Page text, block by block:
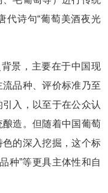
代诗句“葡萄美酒夜光
景，主要在于中国现
品种、评价标准乃至
入，以至于在公众认
造。但随着中国葡萄
的深入挖掘，这个标
种”等更具主体性和自